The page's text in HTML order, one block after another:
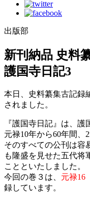
出版部
新刊納品 史料
護国寺日記3
本日、史料纂集古記録
されました。
『護国寺日記』は、護
元禄10年から60年間、
そのすべての公刊は容
も隆盛を見せた五代将
ことといたしました。
今回の巻３は、 元禄16
録しています。